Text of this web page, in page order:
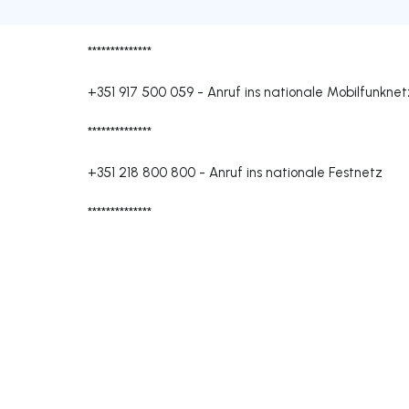
**************
+351 917 500 059 - Anruf ins nationale
**************
+351 218 800 800 - Anruf ins nationale Festnetz
**************